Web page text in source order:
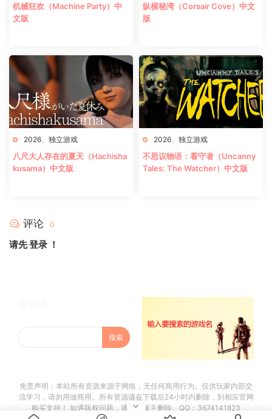
机械狂欢（Machine Party）中
文版
纵横秘湾（Corsair Cove）中文
版
2026 独立游戏
八尺大人存在的夏天（Hachisha
kusama）中文版
2026 独立游戏
不思议物语：看守者（Uncanny
Tales: The Watcher）中文版
评论 0
请先登录 ！
免责声明：本站所有资源来源于网络，无任何商用行为。仅供玩家内部交
流学习，请勿用做商用。所有资源请在下载后24小时内删除，到相应官网
购买支持！ 如遇版权问题，请联系版主删除。QQ：3674141823